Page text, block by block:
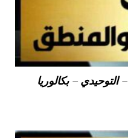
– بكالوريا